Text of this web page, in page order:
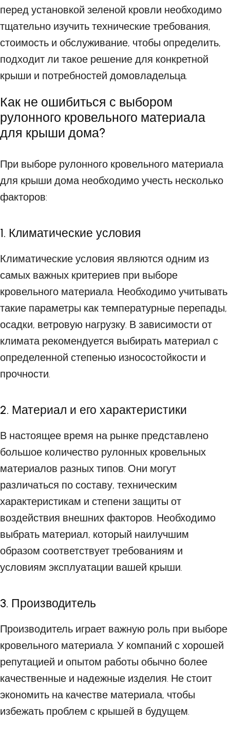
перед установкой зеленой кровли необходимо
тщательно изучить технические требования,
стоимость и обслуживание, чтобы определить,
подходит ли такое решение для конкретной
крыши и потребностей домовладельца.
Как не ошибиться с выбором
рулонного кровельного материала
для крыши дома?
При выборе рулонного кровельного материала
для крыши дома необходимо учесть несколько
факторов:
1. Климатические условия
Климатические условия являются одним из
самых важных критериев при выборе
кровельного материала. Необходимо учитывать
такие параметры как температурные перепады,
осадки, ветровую нагрузку. В зависимости от
климата рекомендуется выбирать материал с
определенной степенью износостойкости и
прочности.
2. Материал и его характеристики
В настоящее время на рынке представлено
большое количество рулонных кровельных
материалов разных типов. Они могут
различаться по составу, техническим
характеристикам и степени защиты от
воздействия внешних факторов. Необходимо
выбрать материал, который наилучшим
образом соответствует требованиям и
условиям эксплуатации вашей крыши.
3. Производитель
Производитель играет важную роль при выборе
кровельного материала. У компаний с хорошей
репутацией и опытом работы обычно более
качественные и надежные изделия. Не стоит
экономить на качестве материала, чтобы
избежать проблем с крышей в будущем.